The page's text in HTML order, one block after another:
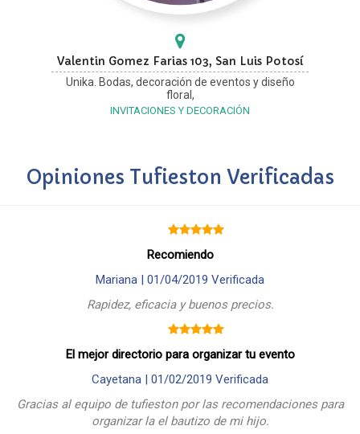
Valentin Gomez Farias 103, San Luis Potosí
Unika. Bodas, decoración de eventos y diseño
floral,
INVITACIONES Y DECORACIÓN
Opiniones Tufieston Verificadas
Recomiendo
Mariana | 01/04/2019 Verificada
Rapidez, eficacia y buenos precios.
El mejor directorio para organizar tu evento
Cayetana | 01/02/2019 Verificada
Gracias al equipo de tufieston por las recomendaciones para
organizar la el bautizo de mi hijo.